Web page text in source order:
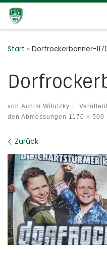
Zum Inhalt springen
Start » Dorfrockerbanner-
von Achim Wilutzky |
den Abmessungen 1170 × 500
Bilder
Zurück